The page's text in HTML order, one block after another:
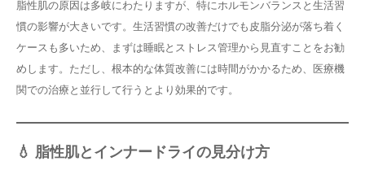
脂性肌の原因は多岐にわたりますが、特にホルモンバランスと生活習
慣の影響が大きいです。生活習慣の改善だけでも皮脂分泌が落ち着く
ケースも多いため、まずは睡眠とストレス管理から見直すことをお勧
めします。ただし、根本的な体質改善には時間がかかるため、医療機
関での治療と並行して行うとより効果的です。
💧 脂性肌とインナードライの見分け方